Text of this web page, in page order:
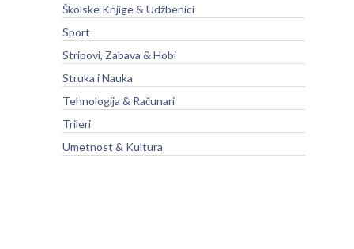
Školske Knjige & Udžbenici
Sport
Stripovi, Zabava & Hobi
Struka i Nauka
Tehnologija & Računari
Trileri
Umetnost & Kultura